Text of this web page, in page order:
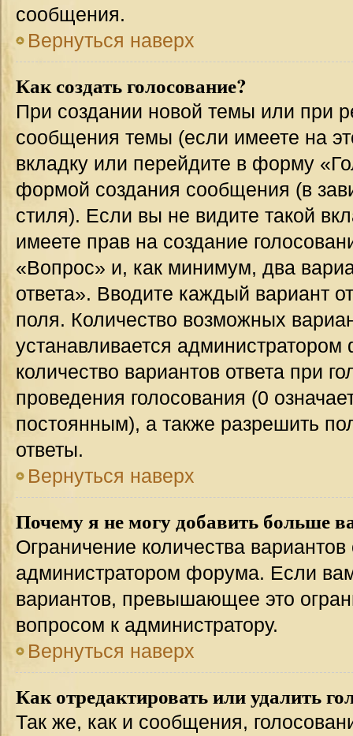
сообщения.
Вернуться наверх
Как создать голосование?
При создании новой темы или при
сообщения темы (если имеете на
вкладку или перейдите в форму
формой создания сообщения (в
стиля). Если вы не видите такой
имеете прав на создание
«Вопрос» и, как минимум, два
ответа». Вводите каждый вариант
поля. Количество возможных
устанавливается
количество вариантов ответа при
проведения голосования (0
постоянным), а также разрешить
ответы.
Вернуться наверх
Почему я не могу добавить больше
Ограничение количества вариантов
администратором форума. Если
вариантов, превышающее это
вопросом к администратору.
Вернуться наверх
Как отредактировать или удалить
Так же, как и сообщения,